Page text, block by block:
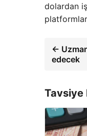
dolardan
←
edecek
Tavsiye